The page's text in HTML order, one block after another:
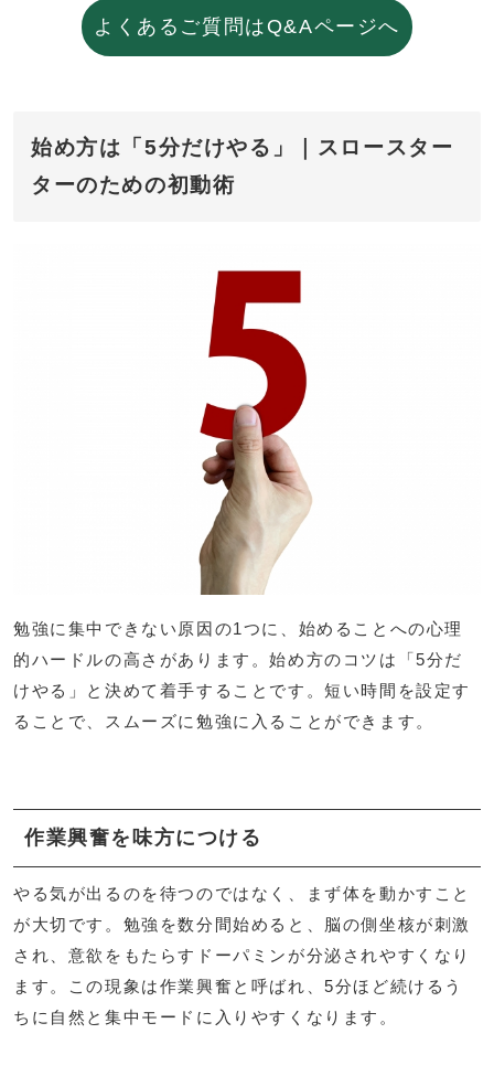
よくあるご質問はQ&Aページへ
始め方は「5分だけやる」｜スロースター
ターのための初動術
勉強に集中できない原因の1つに、始めることへの心理
的ハードルの高さがあります。始め方のコツは「5分だ
けやる」と決めて着手することです。短い時間を設定す
ることで、スムーズに勉強に入ることができます。
作業興奮を味方につける
やる気が出るのを待つのではなく、まず体を動かすこと
が大切です。勉強を数分間始めると、脳の側坐核が刺激
され、意欲をもたらすドーパミンが分泌されやすくなり
ます。この現象は作業興奮と呼ばれ、5分ほど続けるう
ちに自然と集中モードに入りやすくなります。